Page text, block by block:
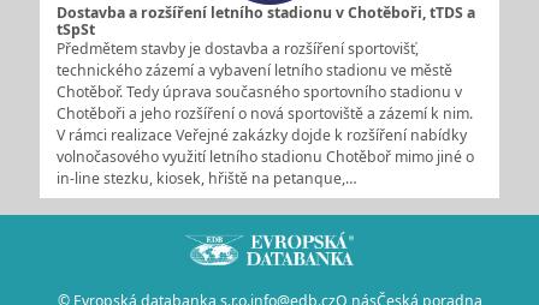
Dostavba a rozšíření letního stadionu v Chotěboři, tTDS a
tSpSt
Předmětem stavby je dostavba a rozšíření sportovišť,
technického zázemí a vybavení letního stadionu ve městě
Chotěboř. Tedy úprava současného sportovního stadionu v
Chotěboři a jeho rozšíření o nová sportoviště a zázemí k nim.
V rámci realizace Veřejné zakázky dojde k rozšíření nabídky
volnočasového využití letního stadionu Chotěboř mimo jiné o
in-line stezku, kiosek, hřiště na petanque,…
© Evropská databanka s.r.o.info@edb.czO násČeská poradna